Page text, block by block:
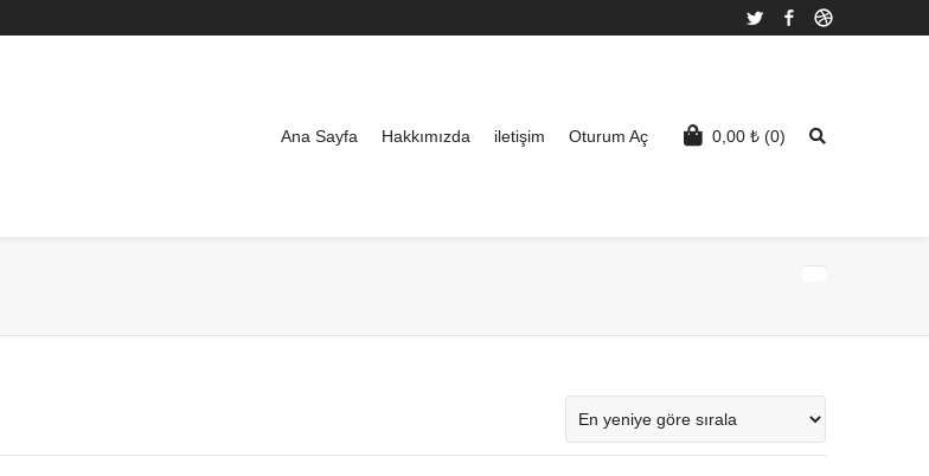
Twitter Facebook
0,00 ₺ (0)
Ana Sayfa Hakkımızda iletişim Oturum Aç